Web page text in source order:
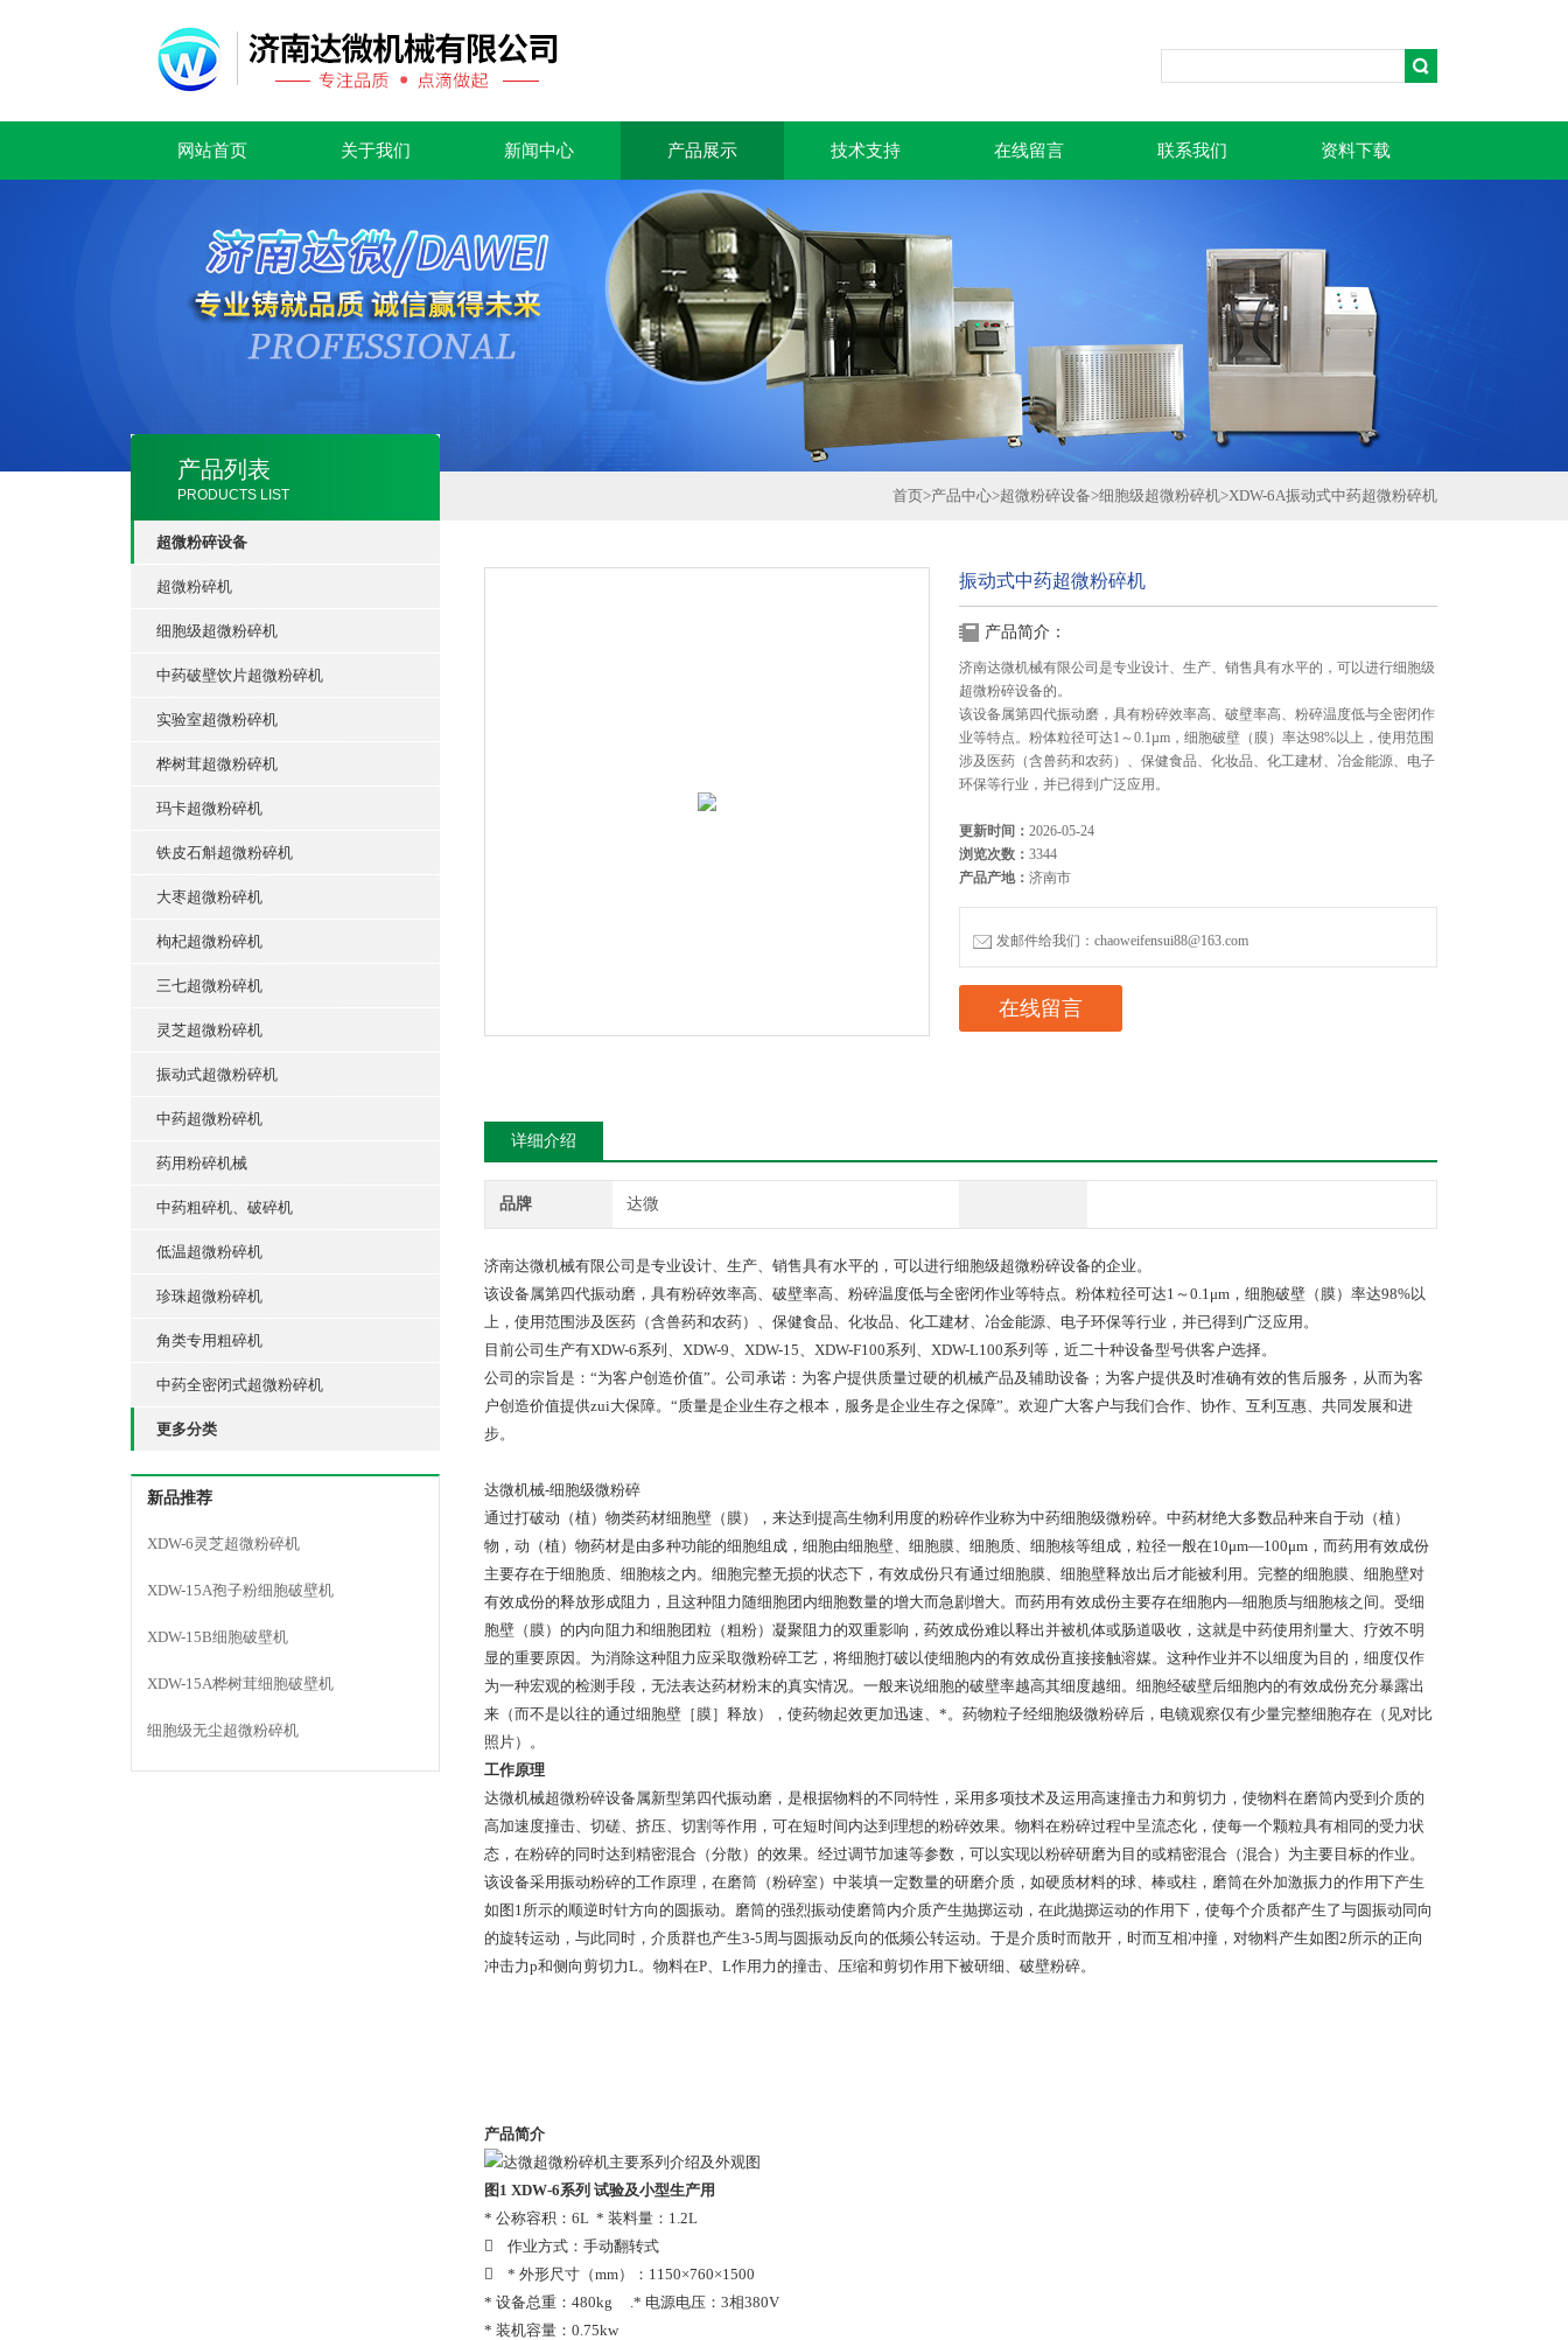
网站首页 关于我们 新闻中心 产品展示 技术支持 在线留言 联系我们 资料下载
产品列表
PRODUCTS LIST
超微粉碎设备
超微粉碎机
细胞级超微粉碎机
中药破壁饮片超微粉碎机
实验室超微粉碎机
桦树茸超微粉碎机
玛卡超微粉碎机
铁皮石斛超微粉碎机
大枣超微粉碎机
枸杞超微粉碎机
三七超微粉碎机
灵芝超微粉碎机
振动式超微粉碎机
中药超微粉碎机
药用粉碎机械
中药粗碎机、破碎机
低温超微粉碎机
珍珠超微粉碎机
角类专用粗碎机
中药全密闭式超微粉碎机
更多分类
新品推荐
XDW-6灵芝超微粉碎机
XDW-15A孢子粉细胞破壁机
XDW-15B细胞破壁机
XDW-15A桦树茸细胞破壁机
细胞级无尘超微粉碎机
首页>产品中心>超微粉碎设备>细胞级超微粉碎机>XDW-6A振动式中药超微粉碎机
振动式中药超微粉碎机
产品简介：
济南达微机械有限公司是专业设计、生产、销售具有水平的，可以进行细胞级
超微粉碎设备的。
该设备属第四代振动磨，具有粉碎效率高、破壁率高、粉碎温度低与全密闭作
业等特点。粉体粒径可达1～0.1µm，细胞破壁（膜）率达98%以上，使用范围
涉及医药（含兽药和农药）、保健食品、化妆品、化工建材、冶金能源、电子
环保等行业，并已得到广泛应用。
更新时间： 2026-05-24
浏览次数： 3344
产品产地： 济南市
发邮件给我们：chaoweifensui88@163.com
在线留言
详细介绍
品牌 达微
济南达微机械有限公司是专业设计、生产、销售具有水平的，可以进行细胞级超微粉碎设备的企业。
该设备属第四代振动磨，具有粉碎效率高、破壁率高、粉碎温度低与全密闭作业等特点。粉体粒径可达1～0.1μm，细胞破壁（膜）率达98%以
上，使用范围涉及医药（含兽药和农药）、保健食品、化妆品、化工建材、冶金能源、电子环保等行业，并已得到广泛应用。
目前公司生产有XDW-6系列、XDW-9、XDW-15、XDW-F100系列、XDW-L100系列等，近二十种设备型号供客户选择。
公司的宗旨是：“为客户创造价值”。公司承诺：为客户提供质量过硬的机械产品及辅助设备；为客户提供及时准确有效的售后服务，从而为客
户创造价值提供zui大保障。“质量是企业生存之根本，服务是企业生存之保障”。欢迎广大客户与我们合作、协作、互利互惠、共同发展和进
步。
达微机械-细胞级微粉碎
通过打破动（植）物类药材细胞壁（膜），来达到提高生物利用度的粉碎作业称为中药细胞级微粉碎。中药材绝大多数品种来自于动（植）
物，动（植）物药材是由多种功能的细胞组成，细胞由细胞壁、细胞膜、细胞质、细胞核等组成，粒径一般在10μm—100μm，而药用有效成份
主要存在于细胞质、细胞核之内。细胞完整无损的状态下，有效成份只有通过细胞膜、细胞壁释放出后才能被利用。完整的细胞膜、细胞壁对
有效成份的释放形成阻力，且这种阻力随细胞团内细胞数量的增大而急剧增大。而药用有效成份主要存在细胞内—细胞质与细胞核之间。受细
胞壁（膜）的内向阻力和细胞团粒（粗粉）凝聚阻力的双重影响，药效成份难以释出并被机体或肠道吸收，这就是中药使用剂量大、疗效不明
显的重要原因。为消除这种阻力应采取微粉碎工艺，将细胞打破以使细胞内的有效成份直接接触溶媒。这种作业并不以细度为目的，细度仅作
为一种宏观的检测手段，无法表达药材粉末的真实情况。一般来说细胞的破壁率越高其细度越细。细胞经破壁后细胞内的有效成份充分暴露出
来（而不是以往的通过细胞壁［膜］释放），使药物起效更加迅速、*。药物粒子经细胞级微粉碎后，电镜观察仅有少量完整细胞存在（见对比
照片）。
工作原理
达微机械超微粉碎设备属新型第四代振动磨，是根据物料的不同特性，采用多项技术及运用高速撞击力和剪切力，使物料在磨筒内受到介质的
高加速度撞击、切磋、挤压、切割等作用，可在短时间内达到理想的粉碎效果。物料在粉碎过程中呈流态化，使每一个颗粒具有相同的受力状
态，在粉碎的同时达到精密混合（分散）的效果。经过调节加速等参数，可以实现以粉碎研磨为目的或精密混合（混合）为主要目标的作业。
该设备采用振动粉碎的工作原理，在磨筒（粉碎室）中装填一定数量的研磨介质，如硬质材料的球、棒或柱，磨筒在外加激振力的作用下产生
如图1所示的顺逆时针方向的圆振动。磨筒的强烈振动使磨筒内介质产生抛掷运动，在此抛掷运动的作用下，使每个介质都产生了与圆振动同向
的旋转运动，与此同时，介质群也产生3-5周与圆振动反向的低频公转运动。于是介质时而散开，时而互相冲撞，对物料产生如图2所示的正向
冲击力p和侧向剪切力L。物料在P、L作用力的撞击、压缩和剪切作用下被研细、破壁粉碎。
产品简介
达微超微粉碎机主要系列介绍及外观图
图1 XDW-6系列 试验及小型生产用
* 公称容积：6L * 装料量：1.2L
 作业方式：手动翻转式
 * 外形尺寸（mm）：1150×760×1500
* 设备总重：480kg .* 电源电压：3相380V
* 装机容量：0.75kw